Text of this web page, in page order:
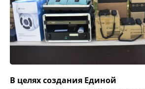
В целях создания Единой